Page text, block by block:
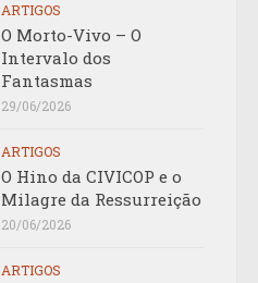
ARTIGOS
O Morto-Vivo – O
Intervalo dos
Fantasmas
29/06/2026
ARTIGOS
O Hino da CIVICOP e o
Milagre da Ressurreição
20/06/2026
ARTIGOS